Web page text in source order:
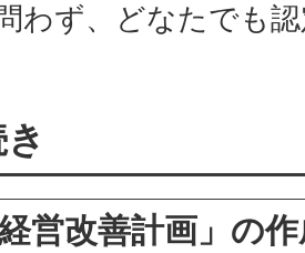
わず、どなたでも
営改善計画」の